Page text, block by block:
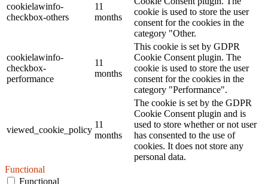
cookielawinfo-
checkbox-others
11
months
cookie is used to store the user
consent for the cookies in the
category "Other.
cookielawinfo-
checkbox-
performance
11
months
This cookie is set by GDPR
Cookie Consent plugin. The
cookie is used to store the user
consent for the cookies in the
category "Performance".
viewed_cookie_policy
11
months
The cookie is set by the GDPR
Cookie Consent plugin and is
used to store whether or not user
has consented to the use of
cookies. It does not store any
personal data.
Functional
Functional